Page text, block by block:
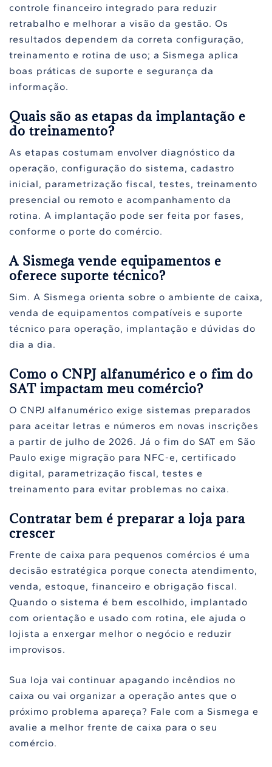
controle financeiro integrado para reduzir
retrabalho e melhorar a visão da gestão. Os
resultados dependem da correta configuração,
treinamento e rotina de uso; a Sismega aplica
boas práticas de suporte e segurança da
informação.
Quais são as etapas da implantação e
do treinamento?
As etapas costumam envolver diagnóstico da
operação, configuração do sistema, cadastro
inicial, parametrização fiscal, testes, treinamento
presencial ou remoto e acompanhamento da
rotina. A implantação pode ser feita por fases,
conforme o porte do comércio.
A Sismega vende equipamentos e
oferece suporte técnico?
Sim. A Sismega orienta sobre o ambiente de caixa,
venda de equipamentos compatíveis e suporte
técnico para operação, implantação e dúvidas do
dia a dia.
Como o CNPJ alfanumérico e o fim do
SAT impactam meu comércio?
O CNPJ alfanumérico exige sistemas preparados
para aceitar letras e números em novas inscrições
a partir de julho de 2026. Já o fim do SAT em São
Paulo exige migração para NFC-e, certificado
digital, parametrização fiscal, testes e
treinamento para evitar problemas no caixa.
Contratar bem é preparar a loja para
crescer
Frente de caixa para pequenos comércios é uma
decisão estratégica porque conecta atendimento,
venda, estoque, financeiro e obrigação fiscal.
Quando o sistema é bem escolhido, implantado
com orientação e usado com rotina, ele ajuda o
lojista a enxergar melhor o negócio e reduzir
improvisos.
Sua loja vai continuar apagando incêndios no
caixa ou vai organizar a operação antes que o
próximo problema apareça? Fale com a Sismega e
avalie a melhor frente de caixa para o seu
comércio.